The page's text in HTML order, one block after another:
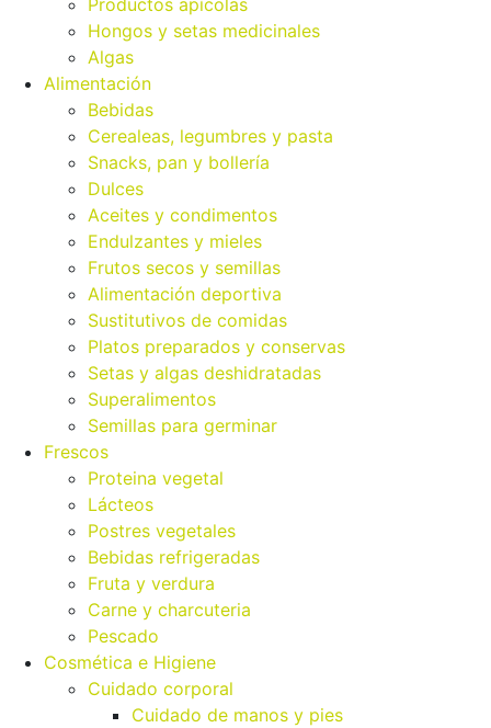
Hongos y setas medicinales
Algas
Alimentación
Bebidas
Cerealeas, legumbres y pasta
Snacks, pan y bollería
Dulces
Aceites y condimentos
Endulzantes y mieles
Frutos secos y semillas
Alimentación deportiva
Sustitutivos de comidas
Platos preparados y conservas
Setas y algas deshidratadas
Superalimentos
Semillas para germinar
Frescos
Proteina vegetal
Lácteos
Postres vegetales
Bebidas refrigeradas
Fruta y verdura
Carne y charcuteria
Pescado
Cosmética e Higiene
Cuidado corporal
Cuidado de manos y pies